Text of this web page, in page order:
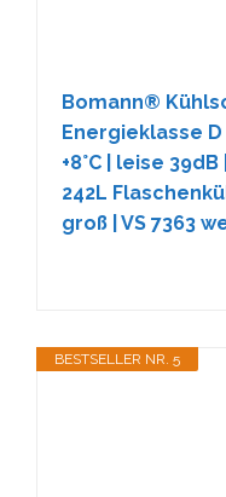
Bomann®
Energieklasse D
+8°C | leise
242L
groß | VS 7363
BESTSELLER NR. 5